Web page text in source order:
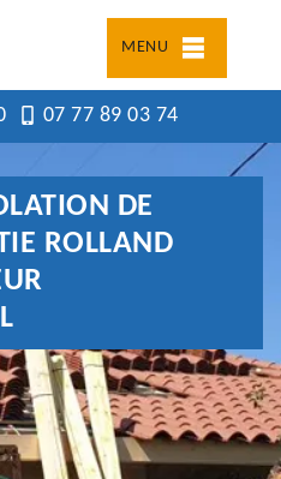
MENU
07 77 89 03 74
DE
ROLLAND